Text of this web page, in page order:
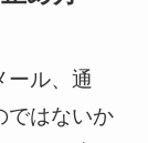
ール、通
ではないか